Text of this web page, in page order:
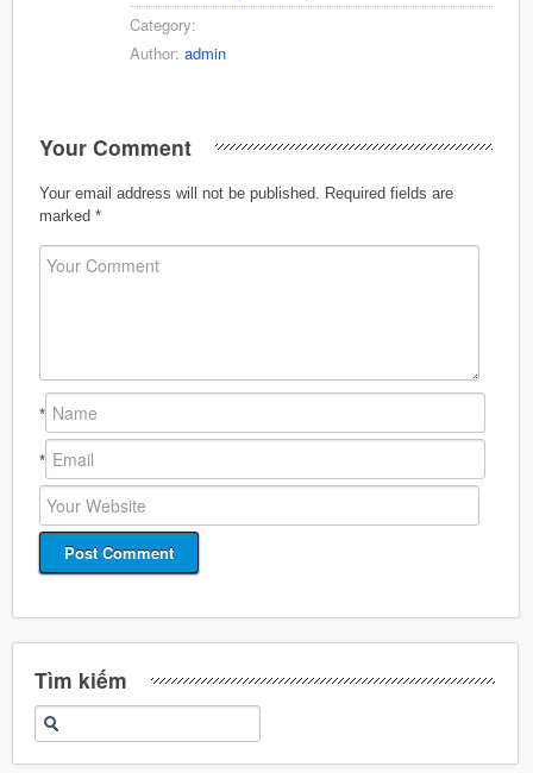
Category:
Author: admin
Your Comment
Your email address will not be published.
Required fields are
marked *
*
*
Tìm kiếm